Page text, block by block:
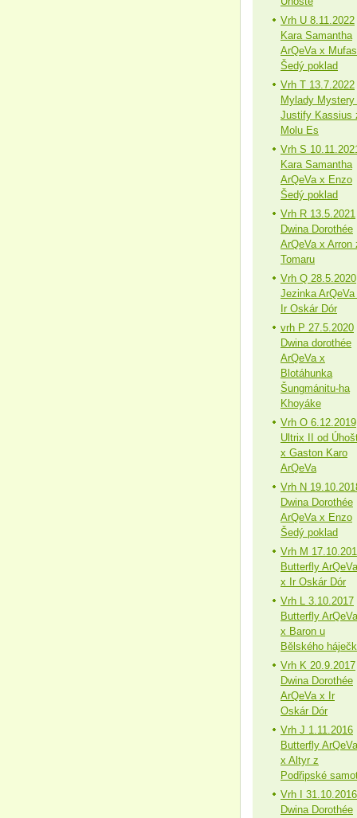
Vrh U 8.11.2022
Kara Samantha
ArQeVa x
Šedý poklad
Vrh T 13.7.2022
Mylady Mystery
Justify Kassius
Molu Es
Vrh S
Kara Samantha
ArQeVa x Enzo
Šedý poklad
Vrh R 13.5.2021
Dwina Dorothée
ArQeVa x Arron
Tomaru
Vrh Q 28.5.2020
Jezinka ArQeVa
Ir Oskár Dór
vrh P 27.5.2020
Dwina dorothée
ArQeVa x
Blotáhunka
Šungmánitu-ha
Khoyáke
Vrh O 6.12.2019
Ultrix II od
x Gaston Karo
ArQeVa
Vrh N
Dwina Dorothée
ArQeVa x Enzo
Šedý poklad
Vrh M
Butterfly ArQeVa
x Ir Oskár Dór
Vrh L 3.10.2017
Butterfly ArQeVa
x Baron u
Bělského
Vrh K 20.9.2017
Dwina Dorothée
ArQeVa x Ir
Oskár Dór
Vrh J 1.11.2016
Butterfly ArQeVa
x Altyr z
Podřipské
Vrh I 31.10.2016
Dwina Dorothée